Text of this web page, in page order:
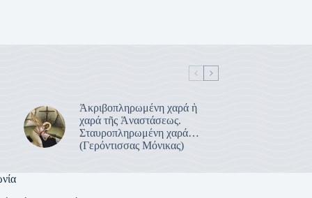
Ἀκριβοπληρωμένη χαρά ἡ
χαρά τῆς Ἀναστάσεως.
Σταυροπληρωμένη χαρά…
(Γερόντισσας Μόνικας)